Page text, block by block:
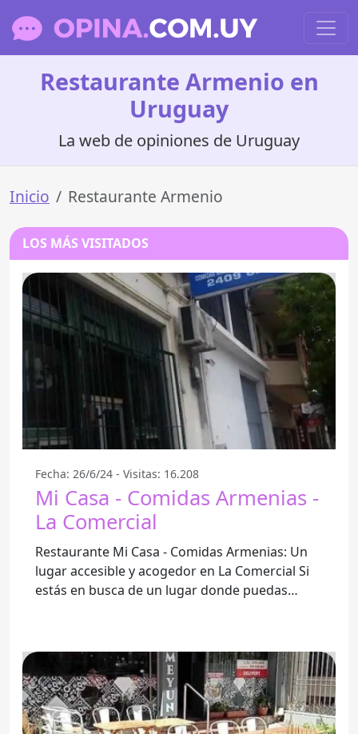
Restaurante Armenio en
Uruguay
La web de opiniones de Uruguay
Inicio Restaurante Armenio
LOS MÁS VISITADOS
Fecha: 26/6/24 - Visitas: 16.208
Mi Casa - Comidas Armenias -
La Comercial
Restaurante Mi Casa - Comidas Armenias: Un
lugar accesible y acogedor en La Comercial Si
estás en busca de un lugar donde puedas